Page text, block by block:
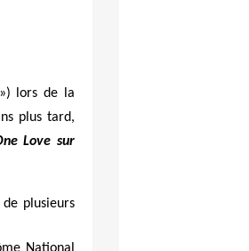
lors de la
plus tard,
Love sur
plusieurs